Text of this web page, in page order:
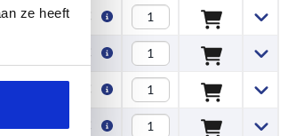
ze heeft2,78 €
3,98 €
5,27 €
7,29 €